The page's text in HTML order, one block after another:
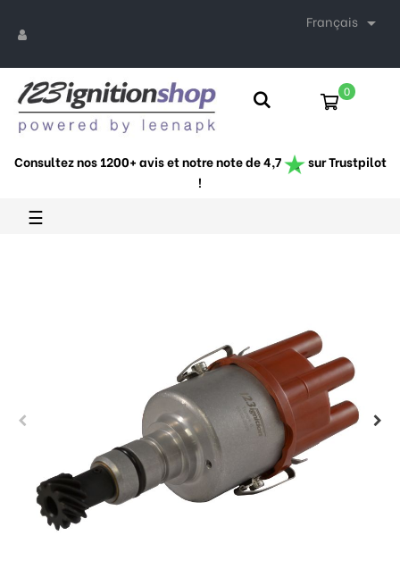
Français 
0
Consultez nos 1200+ avis et notre note de 4,7
sur Trustpilot
!
Basculer
la
☰